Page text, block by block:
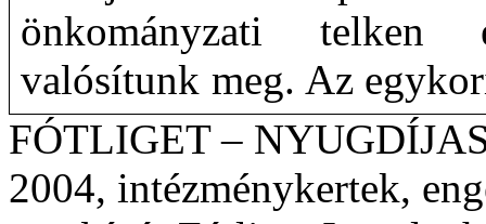
válni.
A kert az megrendelői
vendéglátói
elvárásainak
önkományzati telken
valósítunk meg. Az
az utcáról gyalogosan
végigfutó, bontott
FÓTLIGET –
2004, intézménykertek,